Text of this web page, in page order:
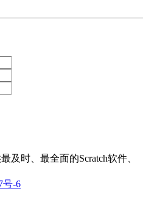
及时、最全面的Scratch软件、
号-6